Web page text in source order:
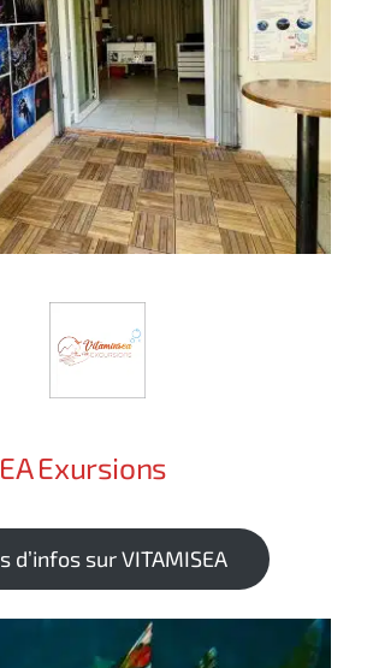
Exursions
d’infos sur VITAMISEA